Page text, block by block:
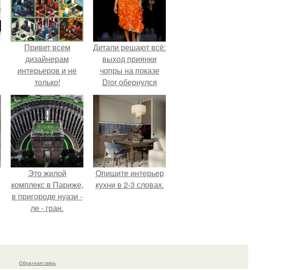
Привет всем
дизайнерам
интерьеров и не
только!
Детали решают всё:
выход приянки
чопры на показе
Dior обернулся
шквалом критики
из-за небрежного
пошива.
Это жилой
комплекс в Париже,
в пригороде нуази -
ле - гран.
Опишите интерьер
кухни в 2-3 словах.
Обратная связь